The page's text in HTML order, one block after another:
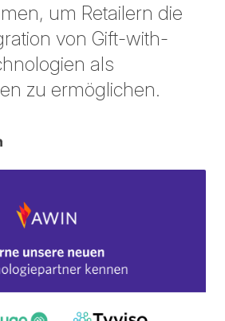
um Retailern die
von Gift-with-
als
zu ermöglichen.
teilen teilen
LinkedIn teilen